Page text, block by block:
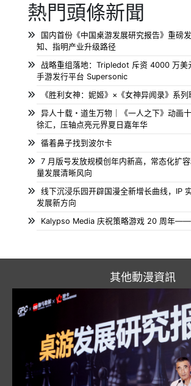
熱門頭條新聞
国内首份《中国桌游发展研究报告》重磅
知、指明产业升级路径
战略重组落地：Tripledot 斥资 4000 万美
手游发行平台 Supersonic
《胜利女神：妮姬》×《女神异闻录》系列
异人十载・道生万物｜《一人之下》动画
徐汇，压轴点亮元界夏日嘉年华
循着鼻子找到波尔卡
7 月版号发放规模创年内新高，常态化扩
量发展清晰风向
线下沉浸乐园开辟国漫全新增长曲线，IP
发展新方向
Kalypso Media 庆祝策略游戏 20 周年——
其他動漫資訊